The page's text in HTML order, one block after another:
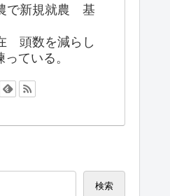
で新規就農 基
頭数を減らし
ている。
検索